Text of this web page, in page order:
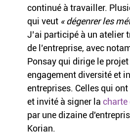
continué à travailler.
qui veut « dégenrer les
J’ai participé à un atelier
de l’entreprise, avec
Ponsay qui dirige le
engagement diversité et
entreprises. Celles qui
et invité à signer la charte
par une dizaine
Korian.